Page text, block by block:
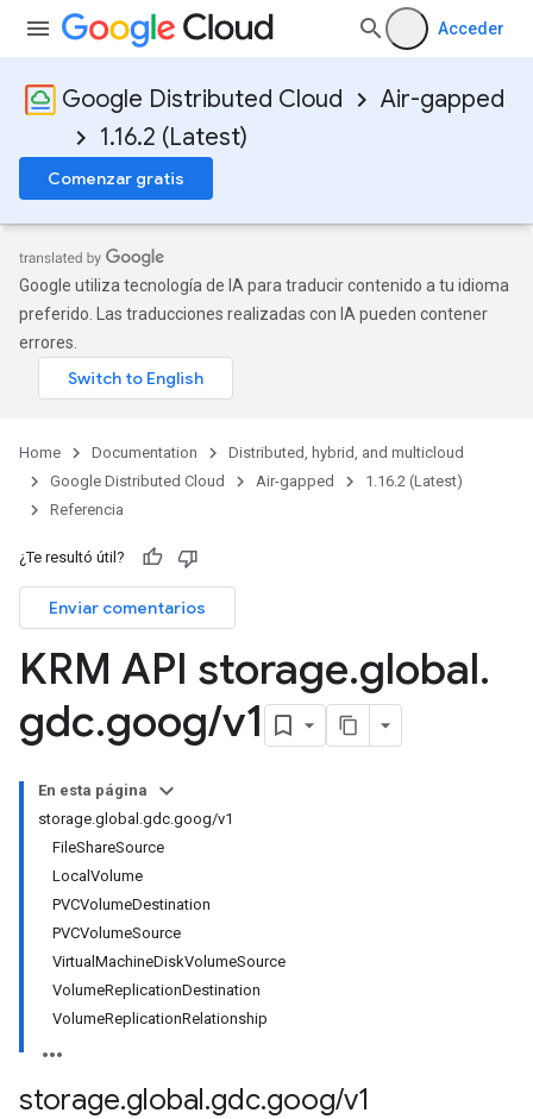
Acceder
Google Distributed Cloud
Air-gapped
1.16.2 (Latest)
Comenzar gratis
Google utiliza tecnología de IA para traducir contenido a tu idioma
preferido. Las traducciones realizadas con IA pueden contener
errores.
Home Documentation
Distributed, hybrid, and multicloud
Google Distributed Cloud
Air-gapped
1.16.2 (Latest)
Referencia
¿Te resultó útil?
Enviar comentarios
KRM API storage.global.
gdc.goog/v1
En esta página
storage.global.gdc.goog/v1
FileShareSource
LocalVolume
PVCVolumeDestination
PVCVolumeSource
VirtualMachineDiskVolumeSource
VolumeReplicationDestination
VolumeReplicationRelationship
storage.global.gdc.goog/v1